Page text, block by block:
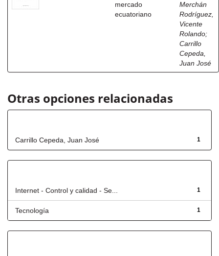
mercado
ecuatoriano
Merchán
Rodríguez,
Vicente
Rolando;
Carrillo
Cepeda,
Juan José
Otras opciones relacionadas
1
Carrillo Cepeda, Juan José
1
Internet - Control y calidad - Se...
1
Tecnología